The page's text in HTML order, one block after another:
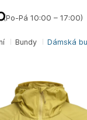
Bundy Dámská
(Po-Pá 10:00 – 17:00)